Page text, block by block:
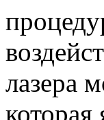
лазера
которая